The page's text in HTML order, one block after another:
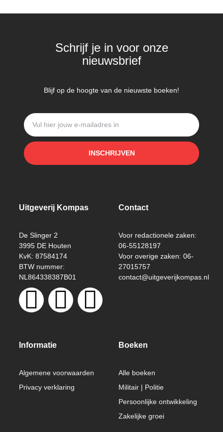
Schrijf je in voor onze
nieuwsbrief
Blijf op de hoogte van de nieuwste boeken!
INSCHRIJVEN
Uitgeverij Kompas
De Slinger 2
3995 DE Houten
KvK: 87584174
BTW nummer:
NL864338387B01
Contact
Voor redactionele zaken:
06-55128197
Voor overige zaken: 06-
27015757
contact@uitgeverijkompas.nl
Informatie
Algemene voorwaarden
Privacy verklaring
Boeken
Alle boeken
Militair | Politie
Persoonlijke ontwikkeling
Zakelijke groei